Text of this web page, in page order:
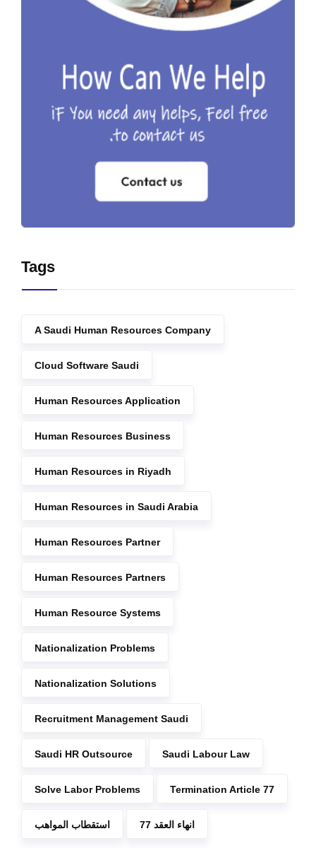
Tags
A Saudi Human Resources Company
Cloud Software Saudi
Human Resources Application
Human Resources Business
Human Resources in Riyadh
Human Resources in Saudi Arabia
Human Resources Partner
Human Resources Partners
Human Resource Systems
Nationalization Problems
Nationalization Solutions
Recruitment Management Saudi
Saudi HR Outsource Saudi Labour Law
Solve Labor Problems Termination Article 77
استقطاب المواهب انهاء العقد 77